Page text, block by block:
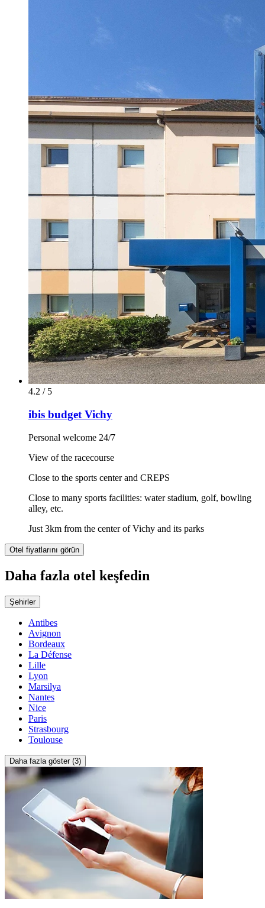
4.2 / 5
ibis budget Vichy
Personal welcome 24/7
View of the racecourse
Close to the sports center and CREPS
Close to many sports facilities: water stadium, golf, bowling
alley, etc.
Just 3km from the center of Vichy and its parks
Otel fiyatlarını görün
Daha fazla otel keşfedin
Şehirler
Antibes
Avignon
Bordeaux
La Défense
Lille
Lyon
Marsilya
Nantes
Nice
Paris
Strasbourg
Toulouse
Daha fazla göster (3)